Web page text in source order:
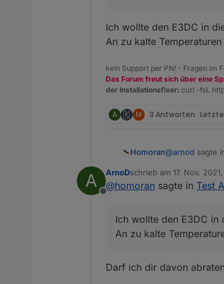
Ich wollte den E3DC in
An zu kalte
kein Support per PN! - Fragen im
Das Forum freut sich über eine
der Installationsfixer: curl -fsL
A M 3 Antworten
Homoran@arnod sagte
Perfekt.
Darf ich
@ujok sagte in
wo hat
A
Offline
ArnoDschrieb am 17. Nov.
zuletzt editiert von
@homoran sagte in Test
Ich wollte den E3DC in
An zu kalte
Darf ich dir davon